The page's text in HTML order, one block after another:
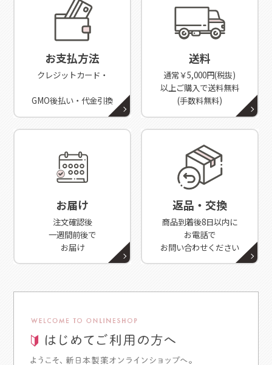
お支払方法
クレジットカード・
GMO後払い・代金引換
送料
通常￥5,000円(税抜)
以上ご購入で送料無料
(手数料無料)
お届け
注文確認後
一週間前後で
お届け
返品・交換
商品到着後8日以内に
お電話で
お問い合わせください